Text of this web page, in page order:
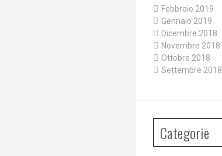
Febbraio 2019
Gennaio 2019
Dicembre 2018
Novembre 2018
Ottobre 2018
Settembre 2018
Categorie